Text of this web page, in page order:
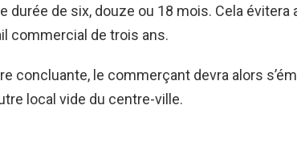
durée de six, douze ou 18 mois. Cela évitera
commercial de trois ans.
concluante, le commerçant devra alors
local vide du centre-ville.